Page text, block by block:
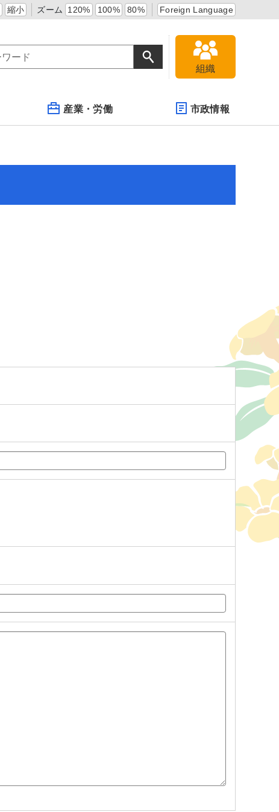
縮小 ズーム 120% 100% 80% Foreign Language
組織
産業・労働 市政情報